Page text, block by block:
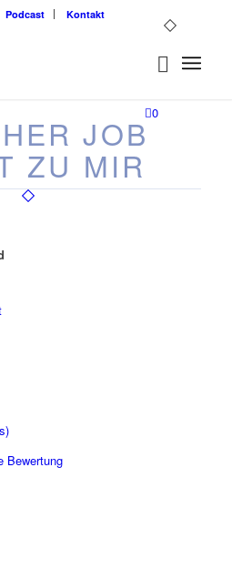
Podcast Kontakt
0
JOB
ZU MIR
Bewertung